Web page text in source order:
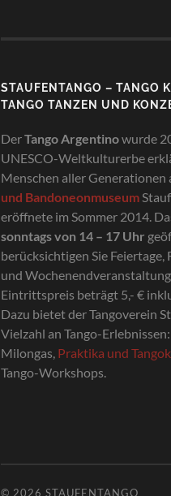
STAUFENTANGO – TANGO
TANGO TANZEN UND
DerTango Argentinowurde
UNESCO-Weltkulturerbe
Menschen aller Generationen
und Bandoneonmuseum
eröffnete im Sommer 2014.
sonntags von 14 – 17 Uhr
berücksichtigen Sie Feiertage,
und
Eintrittspreis beträgt 5,- €
Dazu bietet der Tangoverein
Vielzahl an Tango-Erlebnissen:
Milongas, Praktika und
Tango-Workshops.
© 2026 STAUFENTANGO